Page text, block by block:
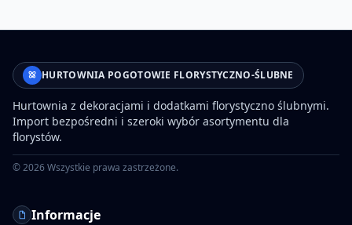
HURTOWNIA POGOTOWIE FLORYSTYCZNO-ŚLUBNE
Hurtownia z dekoracjami i dodatkami florystyczno ślubnymi.
Import bezpośredni i szeroki wybór asortymentu dla
florystów.
©2026Wszystkie prawa zastrzeżone.
Informacje